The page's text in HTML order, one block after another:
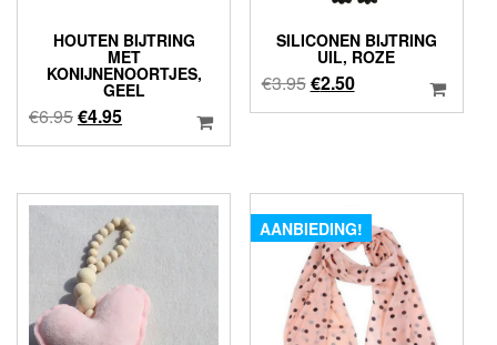
HOUTEN BIJTRING
MET
KONIJNENOORTJES,
GEEL
€6.95Oorspronkelijke
prijs
€6.95.
€4.95Huidige
prijs
€4.95.
SILICONEN BIJTRING
UIL, ROZE
€3.95Oorspronkelijke
prijs
€2.50Huidige
prijs
AANBIEDING!